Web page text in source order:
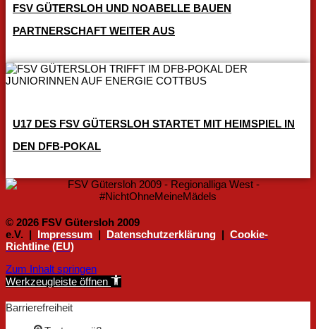
FSV GÜTERSLOH UND NOABELLE BAUEN
PARTNERSCHAFT WEITER AUS
U17 DES FSV GÜTERSLOH STARTET MIT HEIMSPIEL IN
DEN DFB-POKAL
© 2026 FSV Gütersloh 2009
e.V. | Impressum | Datenschutzerklärung | Cookie-
Richtline (EU)
Zum Inhalt springen
Werkzeugleiste öffnen
Barrierefreiheit